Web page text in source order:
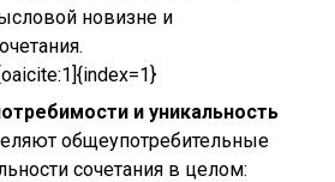
новизне и
и уникальность
общеупотребительные
сочетания в целом: